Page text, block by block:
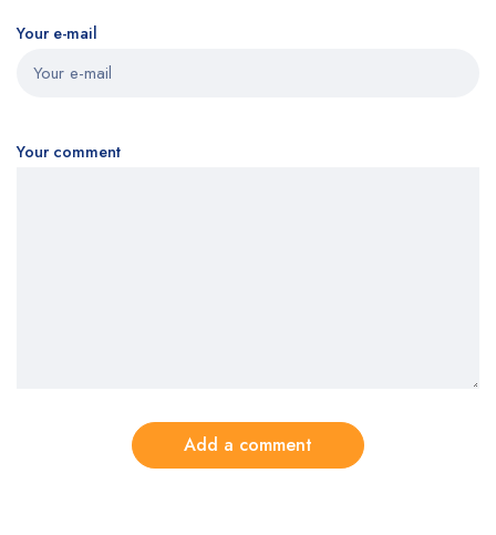
Your e-mail
Your comment
Add a comment